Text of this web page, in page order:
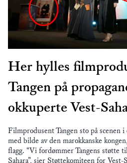
Her hylles
Tangen på
okkuperte Vest-
Filmprodusent Tangen sto på scenen
med bilde av den marokkanske
flagg. “Vi fordømmer Tangens støtte
Sahara”, sier Støttekomiteen for Vest-